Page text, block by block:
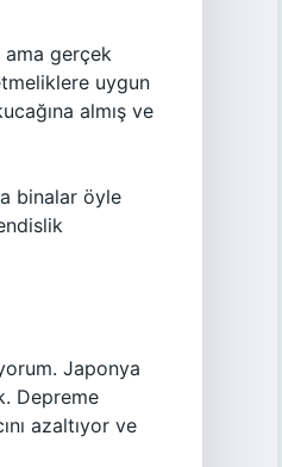
ama gerçek
uygun
almış ve
binalar öyle
Japonya
Depreme
azaltıyor ve